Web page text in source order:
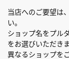
当店へのご要望は
い。
ショップ名をプル
をお選びいただき
異なるショップを